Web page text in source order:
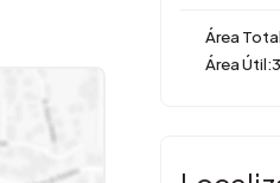
Área
Área Útil: